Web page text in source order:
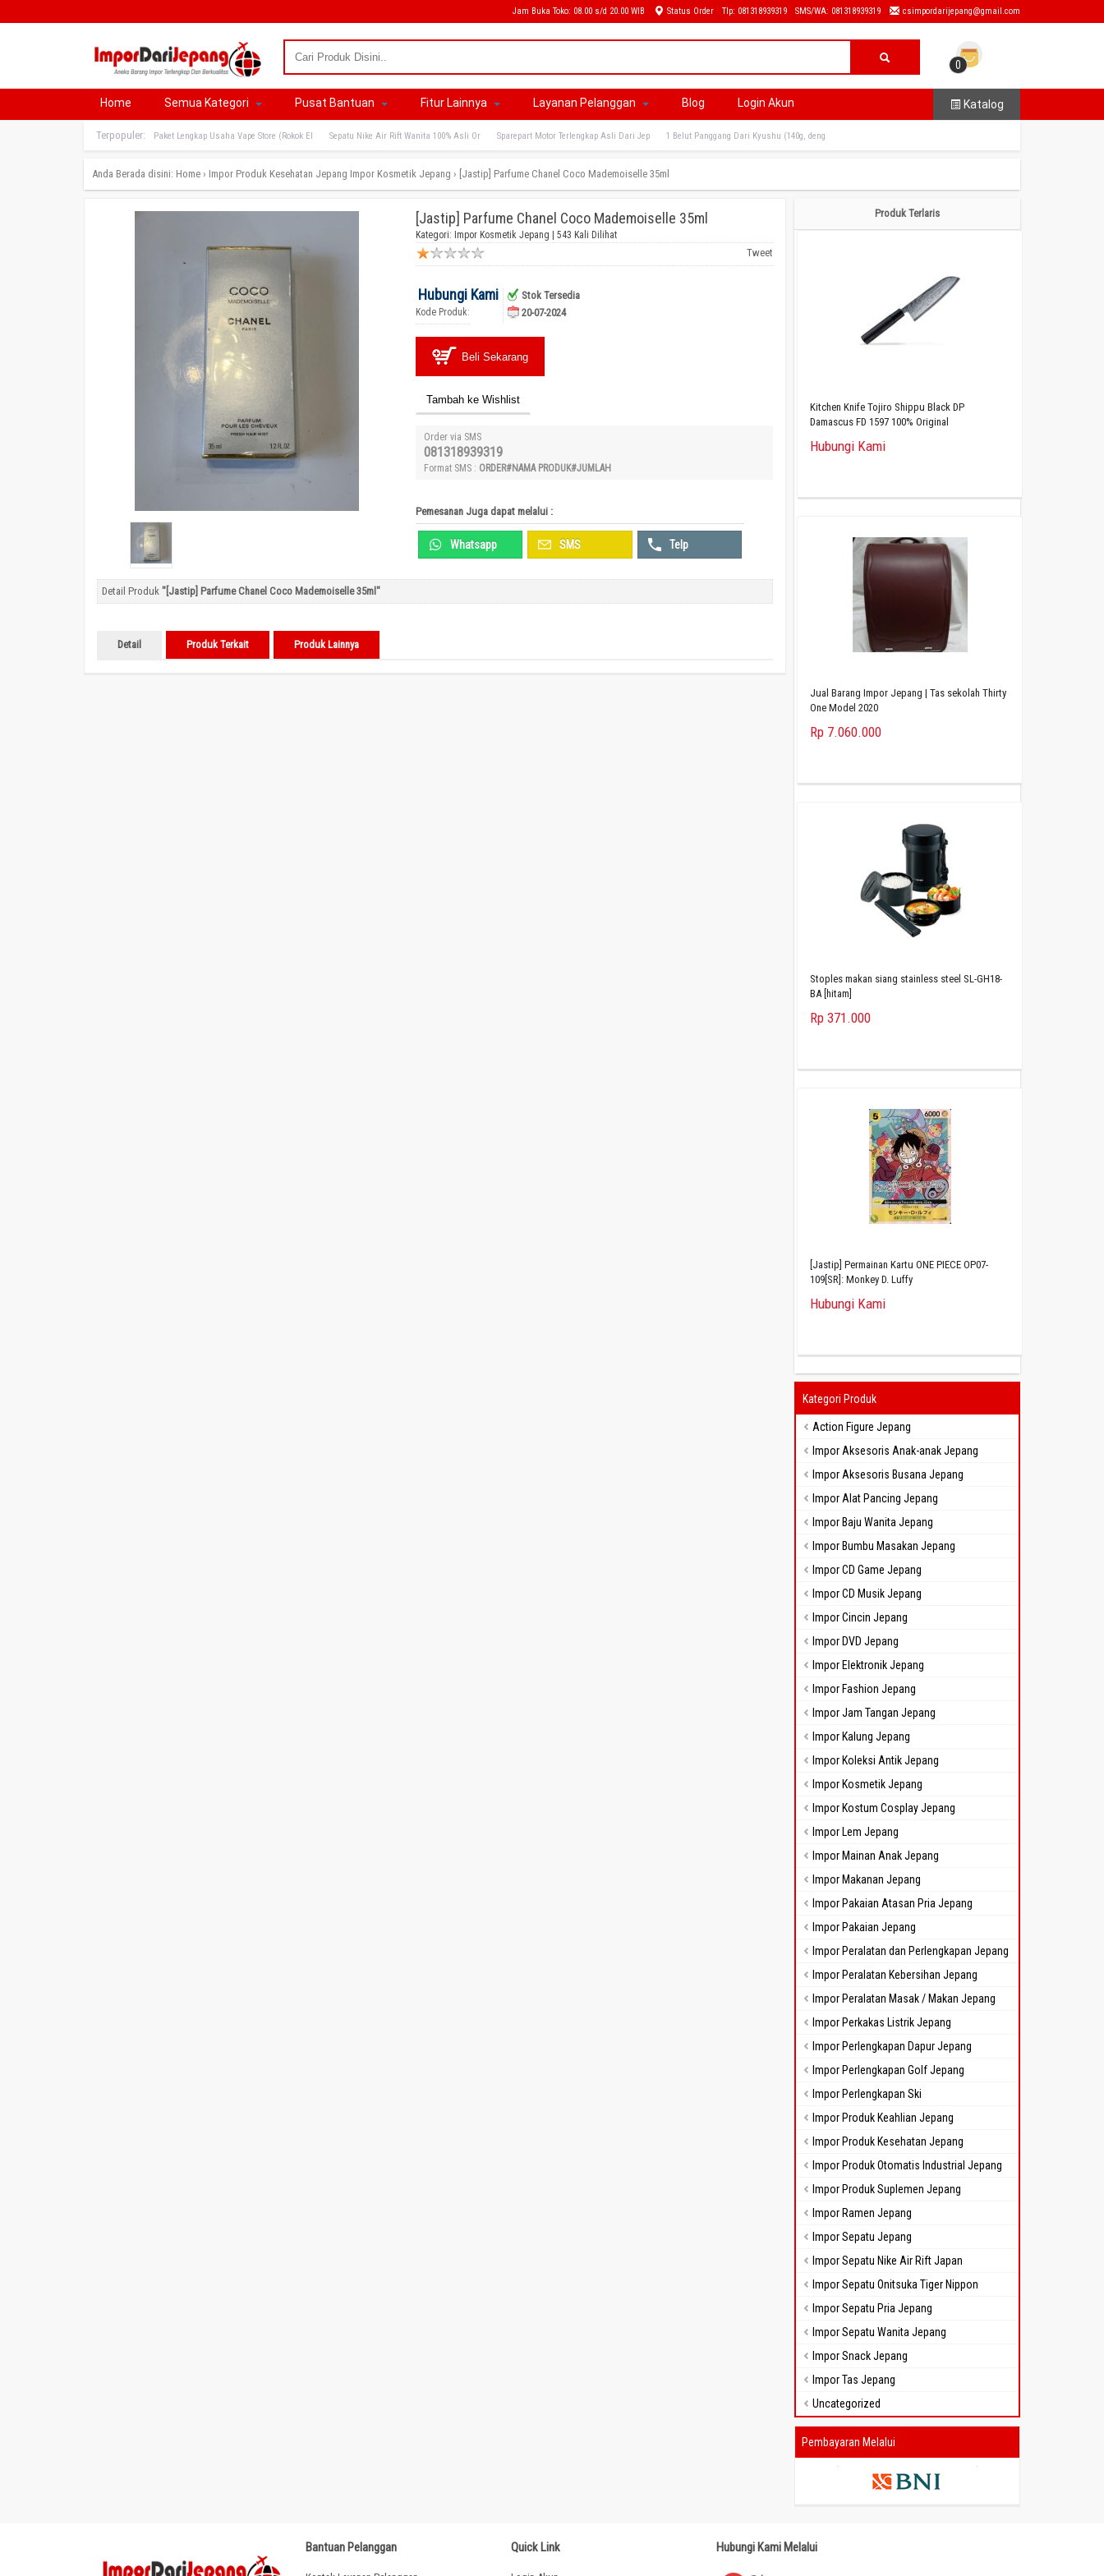
Jam Buka Toko: 08.00 s/d 20.00 WIB Status Order Tlp: 081318939319 SMS/WA: 081318939319 csimpordarijepang@gmail.com
0
Home Semua Kategori Pusat Bantuan Fitur Lainnya Layanan Pelanggan Blog Login Akun Katalog
Terpopuler: Paket Lengkap Usaha Vape Store (Rokok El Sepatu Nike Air Rift Wanita 100% Asli Or Sparepart Motor Terlengkap Asli Dari Jep 1 Belut Panggang Dari Kyushu (140g, deng
Anda Berada disini: Home › Impor Produk Kesehatan Jepang Impor Kosmetik Jepang › [Jastip] Parfume Chanel Coco Mademoiselle 35ml
[Jastip] Parfume Chanel Coco Mademoiselle 35ml
Kategori: Impor Kosmetik Jepang | 543 Kali Dilihat
Tweet
Hubungi Kami
Kode Produk:
Stok Tersedia
20-07-2024
Beli Sekarang
Tambah ke Wishlist
Order via SMS
081318939319
Format SMS : ORDER#NAMA PRODUK#JUMLAH
Pemesanan Juga dapat melalui :
Whatsapp SMS Telp
Detail Produk "[Jastip] Parfume Chanel Coco Mademoiselle 35ml"
Detail Produk Terkait Produk Lainnya
Produk Terlaris
Kitchen Knife Tojiro Shippu Black DP
Damascus FD 1597 100% Original
Hubungi Kami
Jual Barang Impor Jepang | Tas sekolah Thirty
One Model 2020
Rp 7.060.000
Stoples makan siang stainless steel SL-GH18-
BA [hitam]
Rp 371.000
[Jastip] Permainan Kartu ONE PIECE OP07-
109[SR]: Monkey D. Luffy
Hubungi Kami
Kategori Produk
Action Figure Jepang
Impor Aksesoris Anak-anak Jepang
Impor Aksesoris Busana Jepang
Impor Alat Pancing Jepang
Impor Baju Wanita Jepang
Impor Bumbu Masakan Jepang
Impor CD Game Jepang
Impor CD Musik Jepang
Impor Cincin Jepang
Impor DVD Jepang
Impor Elektronik Jepang
Impor Fashion Jepang
Impor Jam Tangan Jepang
Impor Kalung Jepang
Impor Koleksi Antik Jepang
Impor Kosmetik Jepang
Impor Kostum Cosplay Jepang
Impor Lem Jepang
Impor Mainan Anak Jepang
Impor Makanan Jepang
Impor Pakaian Atasan Pria Jepang
Impor Pakaian Jepang
Impor Peralatan dan Perlengkapan Jepang
Impor Peralatan Kebersihan Jepang
Impor Peralatan Masak / Makan Jepang
Impor Perkakas Listrik Jepang
Impor Perlengkapan Dapur Jepang
Impor Perlengkapan Golf Jepang
Impor Perlengkapan Ski
Impor Produk Keahlian Jepang
Impor Produk Kesehatan Jepang
Impor Produk Otomatis Industrial Jepang
Impor Produk Suplemen Jepang
Impor Ramen Jepang
Impor Sepatu Jepang
Impor Sepatu Nike Air Rift Japan
Impor Sepatu Onitsuka Tiger Nippon
Impor Sepatu Pria Jepang
Impor Sepatu Wanita Jepang
Impor Snack Jepang
Impor Tas Jepang
Uncategorized
Pembayaran Melalui
Bantuan Pelanggan Quick Link Hubungi Kami Melalui